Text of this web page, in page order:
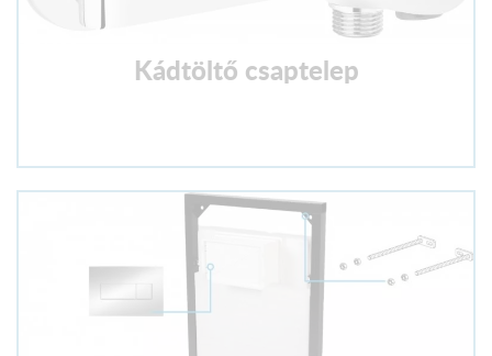
Kádtöltő csaptelep